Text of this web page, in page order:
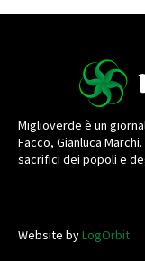
Miglioverde è un
Facco, Gianluca
sacrifici dei popoli e
Website byLogOrbit